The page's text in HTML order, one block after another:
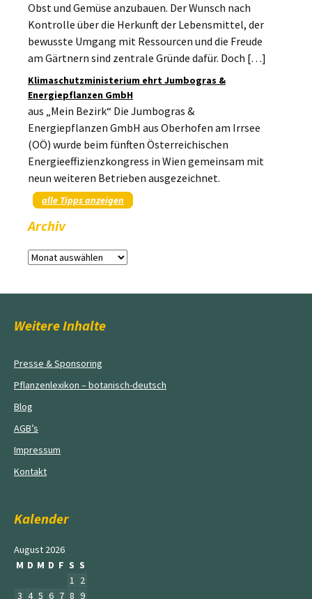
Obst und Gemüse anzubauen. Der Wunsch nach
Kontrolle über die Herkunft der Lebensmittel, der
bewusste Umgang mit Ressourcen und die Freude
am Gärtnern sind zentrale Gründe dafür. Doch […]
Klimaschutzministerium ehrt Jumbogras &
Energiepflanzen GmbH
aus „Mein Bezirk“ Die Jumbogras &
Energiepflanzen GmbH aus Oberhofen am Irrsee
(OÖ) wurde beim fünften Österreichischen
Energieeffizienzkongress in Wien gemeinsam mit
neun weiteren Betrieben ausgezeichnet.
alle Tipps anzeigen
Archiv
Archiv
Weitere Inhalte
Presse & Sponsoring
Pflanzenlexikon – botanisch-deutsch
Blog
AGB’s
Impressum
Kontakt
Kalender
August 2026
M D M D F S S
1 2
3 4 5 6 7 8 9